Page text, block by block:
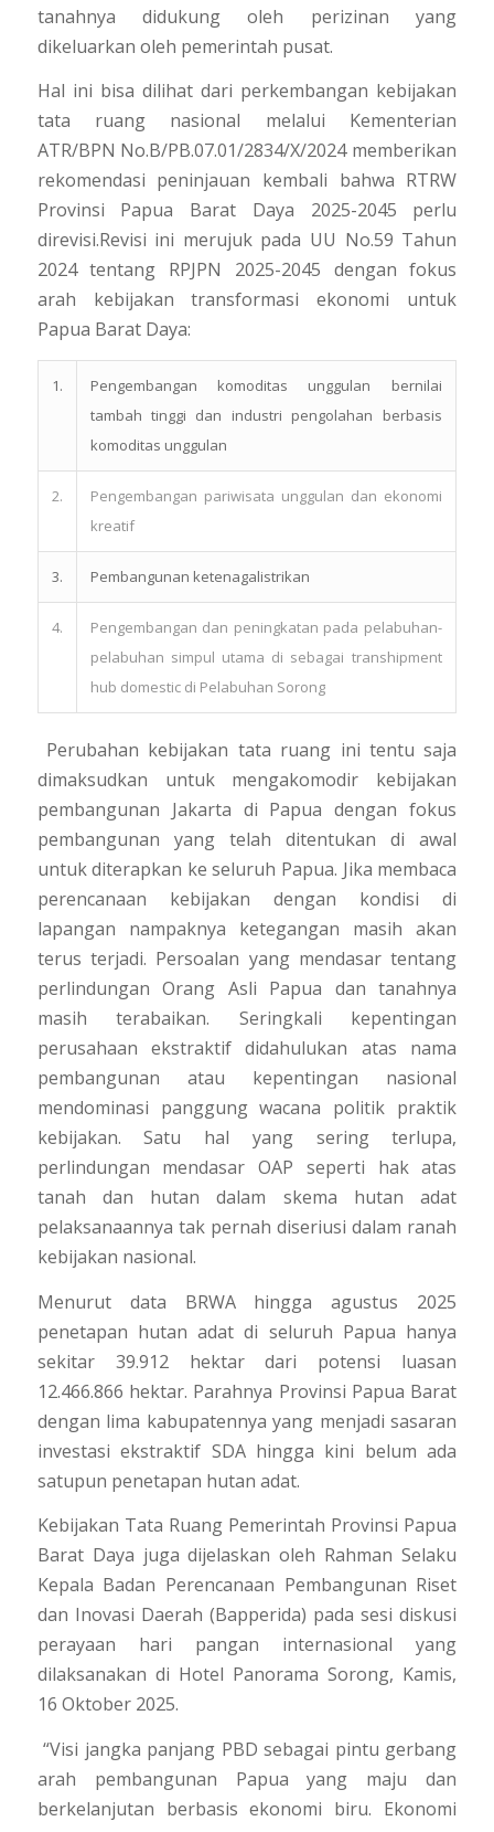
tanahnya didukung oleh perizinan yang
dikeluarkan oleh pemerintah pusat.
Hal ini bisa dilihat dari perkembangan kebijakan
tata ruang nasional melalui Kementerian
ATR/BPN No.B/PB.07.01/2834/X/2024 memberikan
rekomendasi peninjauan kembali bahwa RTRW
Provinsi Papua Barat Daya 2025-2045 perlu
direvisi.Revisi ini merujuk pada UU No.59 Tahun
2024 tentang RPJPN 2025-2045 dengan fokus
arah kebijakan transformasi ekonomi untuk
Papua Barat Daya:
1.
Pengembangan komoditas unggulan bernilai
tambah tinggi dan industri pengolahan berbasis
komoditas unggulan
2.
Pengembangan pariwisata unggulan dan ekonomi
kreatif
3. Pembangunan ketenagalistrikan
4.
Pengembangan dan peningkatan pada pelabuhan-
pelabuhan simpul utama di sebagai transhipment
hub domestic di Pelabuhan Sorong
Perubahan kebijakan tata ruang ini tentu saja
dimaksudkan untuk mengakomodir kebijakan
pembangunan Jakarta di Papua dengan fokus
pembangunan yang telah ditentukan di awal
untuk diterapkan ke seluruh Papua. Jika membaca
perencanaan kebijakan dengan kondisi di
lapangan nampaknya ketegangan masih akan
terus terjadi. Persoalan yang mendasar tentang
perlindungan Orang Asli Papua dan tanahnya
masih terabaikan. Seringkali kepentingan
perusahaan ekstraktif didahulukan atas nama
pembangunan atau kepentingan nasional
mendominasi panggung wacana politik praktik
kebijakan. Satu hal yang sering terlupa,
perlindungan mendasar OAP seperti hak atas
tanah dan hutan dalam skema hutan adat
pelaksanaannya tak pernah diseriusi dalam ranah
kebijakan nasional.
Menurut data BRWA hingga agustus 2025
penetapan hutan adat di seluruh Papua hanya
sekitar 39.912 hektar dari potensi luasan
12.466.866 hektar. Parahnya Provinsi Papua Barat
dengan lima kabupatennya yang menjadi sasaran
investasi ekstraktif SDA hingga kini belum ada
satupun penetapan hutan adat.
Kebijakan Tata Ruang Pemerintah Provinsi Papua
Barat Daya juga dijelaskan oleh Rahman Selaku
Kepala Badan Perencanaan Pembangunan Riset
dan Inovasi Daerah (Bapperida) pada sesi diskusi
perayaan hari pangan internasional yang
dilaksanakan di Hotel Panorama Sorong, Kamis,
16 Oktober 2025.
“Visi jangka panjang PBD sebagai pintu gerbang
arah pembangunan Papua yang maju dan
berkelanjutan berbasis ekonomi biru. Ekonomi